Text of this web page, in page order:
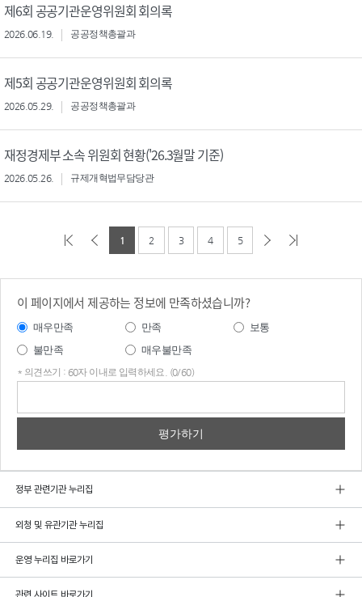
제6회 공공기관운영위원회 회의록
2026.06.19. 공공정책총괄과
제5회 공공기관운영위원회 회의록
2026.05.29. 공공정책총괄과
재정경제부 소속 위원회 현황('26.3월말 기준)
2026.05.26. 규제개혁법무담당관
1 2 3 4 5
이 페이지에서 제공하는 정보에 만족하셨습니까?
매우만족 만족
보통
불만족
매우불만족
* 의견쓰기 : 60자 이내로 입력하세요. (0/60)
정부 관련기관 누리집
외청 및 유관기관 누리집
운영 누리집 바로가기
관련 사이트 바로가기